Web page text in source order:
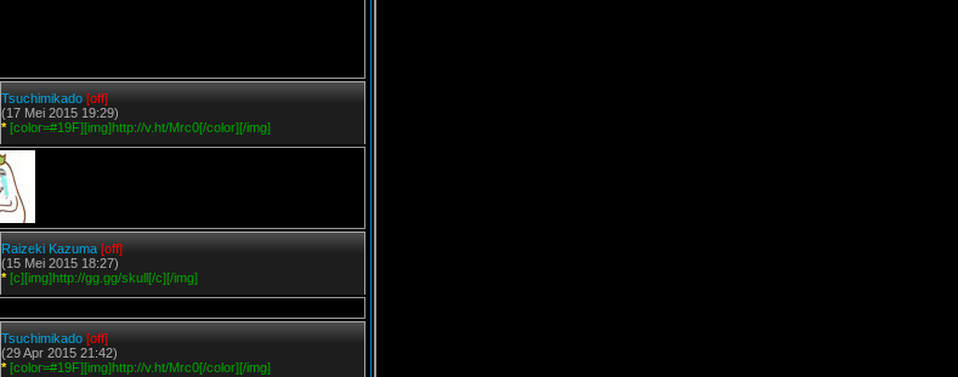
Tsuchimikado [off]
(17 Mei 2015 19:29)
* [color=#19F][img]http://v.ht/Mrc0[/color][/img]
Raizeki Kazuma [off]
(15 Mei 2015 18:27)
* [c][img]http://gg.gg/skull[/c][/img]
Tsuchimikado [off]
(29 Apr 2015 21:42)
* [color=#19F][img]http://v.ht/Mrc0[/color][/img]